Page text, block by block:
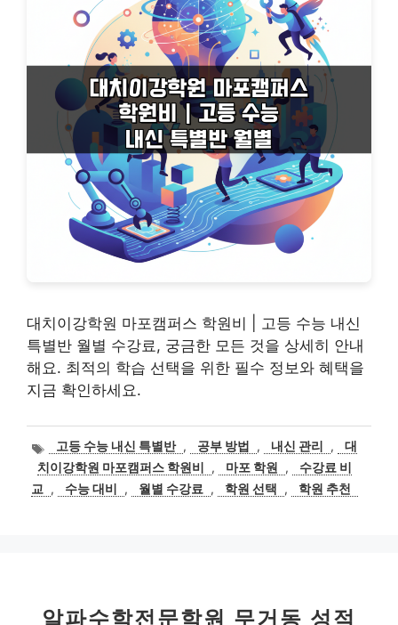
대치이강학원 마포캠퍼스 학원비 | 고등 수능 내신
특별반 월별 수강료, 궁금한 모든 것을 상세히 안내
해요. 최적의 학습 선택을 위한 필수 정보와 혜택을
지금 확인하세요.
태
그
고등 수능 내신 특별반 , 공부 방법 , 내신 관리 ,
대
치이강학원 마포캠퍼스 학원비
, 마포 학원 ,
수강료 비
교 , 수능 대비 , 월별 수강료 , 학원 선택 , 학원 추천
알파수학전문학원 무거동 성적